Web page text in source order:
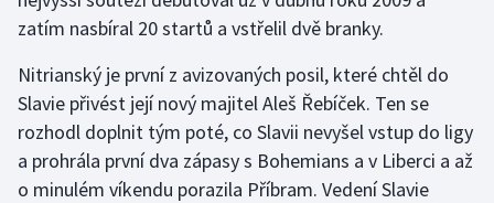
Jezdectví
Judo
Krasobruslení
Lezení
zatím nasbíral 20 startů a vstřelil dvě branky.
Nitrianský je první z avizovaných posil, které chtěl do
Slavie přivést její nový majitel Aleš Řebíček. Ten se
rozhodl doplnit tým poté, co Slavii nevyšel vstup do ligy
a prohrála první dva zápasy s Bohemians a v Liberci a až
o minulém víkendu porazila Příbram. Vedení Slavie